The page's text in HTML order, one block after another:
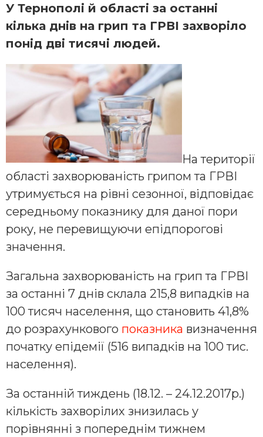
У Тернополі й області за останні
кілька днів на грип та ГРВІ захворіло
понід дві тисячі людей.
На території
області захворюваність грипом та ГРВІ
утримується на рівні сезонної, відповідає
середньому показнику для даної пори
року, не перевищуючи епідпорогові
значення.
Загальна захворюваність на грип та ГРВІ
за останні 7 днів склала 215,8 випадків на
100 тисяч населення, що становить 41,8%
до розрахункового показника визначення
початку епідемії (516 випадків на 100 тис.
населення).
За останній тиждень (18.12. – 24.12.2017р.)
кількість захворілих знизилась у
порівнянні з попереднім тижнем